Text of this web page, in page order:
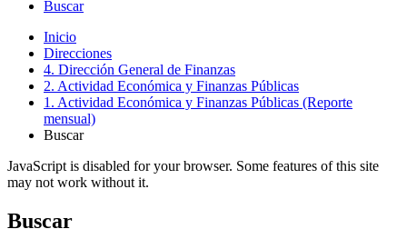
Buscar
Inicio
Direcciones
4. Dirección General de Finanzas
2. Actividad Económica y Finanzas Públicas
1. Actividad Económica y Finanzas Públicas (Reporte
mensual)
Buscar
JavaScript is disabled for your browser. Some features of this site
may not work without it.
Buscar